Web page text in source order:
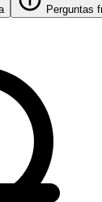
Perguntas